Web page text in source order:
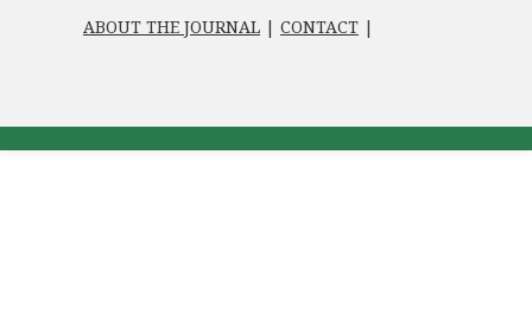
ABOUT THE JOURNAL | CONTACT |